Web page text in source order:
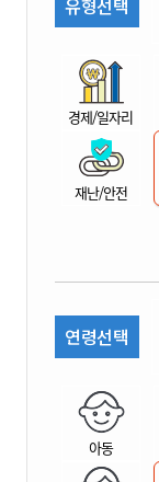
유형선택
경제/일자리
재난/안전
연령선택
아동